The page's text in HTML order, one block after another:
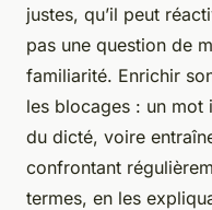
justes, qu’il peut
pas une question de
familiarité. Enrichir
les blocages : un
du dicté, voire
confrontant
termes, en les